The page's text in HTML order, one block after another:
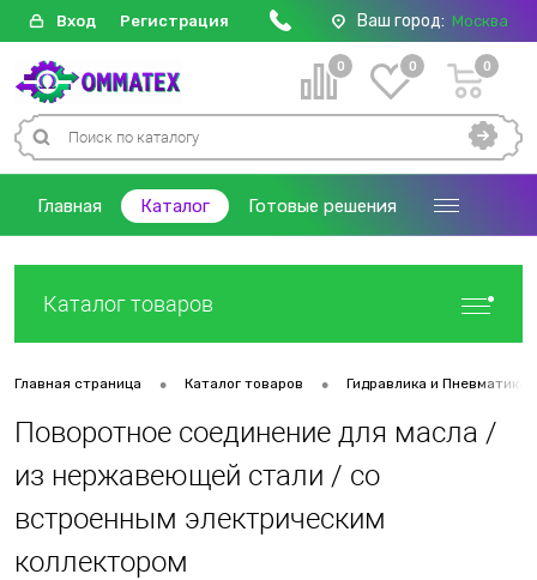
Вход Регистрация Ваш город: Москва
0 0 0
Главная Каталог Готовые решения
Каталог товаров
Главная страница • Каталог товаров • Гидравлика и Пневматика
Поворотное соединение для масла /
из нержавеющей стали / со
встроенным электрическим
коллектором